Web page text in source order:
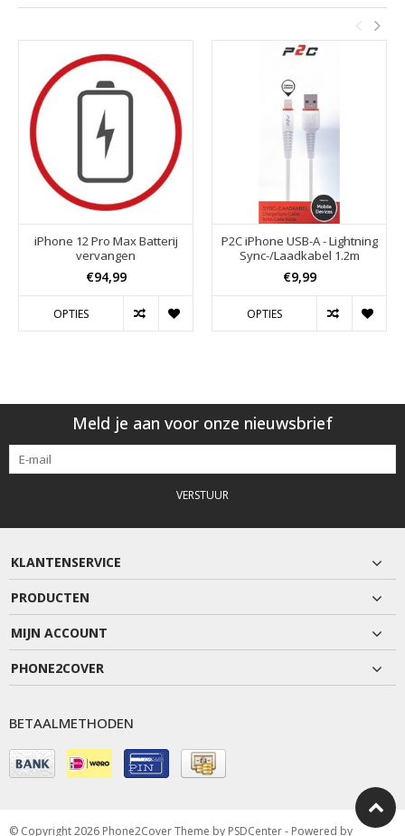
iPhone 12 Pro Max Batterij
vervangen
€94,99
OPTIES
P2C iPhone USB-A - Lightning
Sync-/Laadkabel 1.2m
€9,99
OPTIES
Meld je aan voor onze nieuwsbrief
VERSTUUR
KLANTENSERVICE
PRODUCTEN
MIJN ACCOUNT
PHONE2COVER
BETAALMETHODEN
© Copyright 2026 Phone2Cover Theme by PSDCenter- Powered by